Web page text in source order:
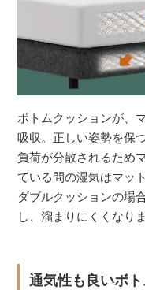
ボトムクッションが、
吸収。正しい姿勢を保
負荷が分散されるため
ている間の湿気はマッ
ダブルクッションの場
し、溜まりにくくなりま
通気性も良いボ